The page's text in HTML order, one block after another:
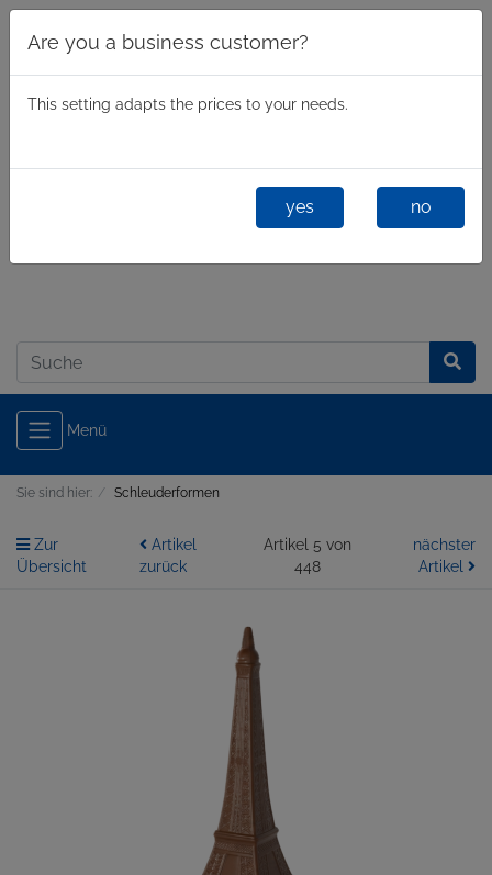
Menü
Are you a business customer?
This setting adapts the prices to your needs.
yes no
Sie sind hier: Schleuderformen
Zur
Übersicht
Artikel
zurück
Artikel 5 von
448
nächster
Artikel